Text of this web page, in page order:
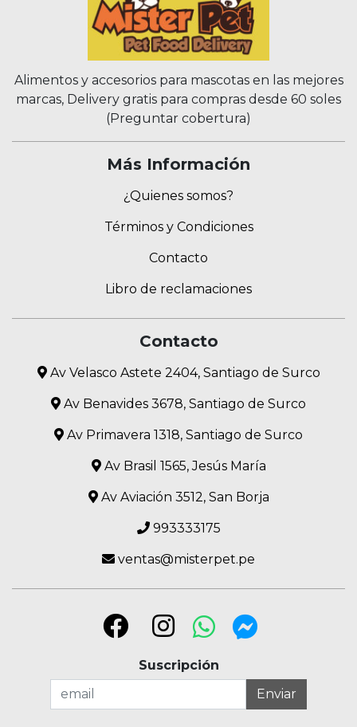
Alimentos y accesorios para mascotas en las mejores
marcas, Delivery gratis para compras desde 60 soles
(Preguntar cobertura)
Más Información
¿Quienes somos?
Términos y Condiciones
Contacto
Libro de reclamaciones
Contacto
Av Velasco Astete 2404, Santiago de Surco
Av Benavides 3678, Santiago de Surco
Av Primavera 1318, Santiago de Surco
Av Brasil 1565, Jesús María
Av Aviación 3512, San Borja
993333175
ventas@misterpet.pe
Suscripción
Enviar